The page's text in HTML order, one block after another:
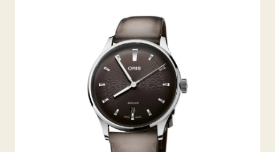
ARTELIER DATE